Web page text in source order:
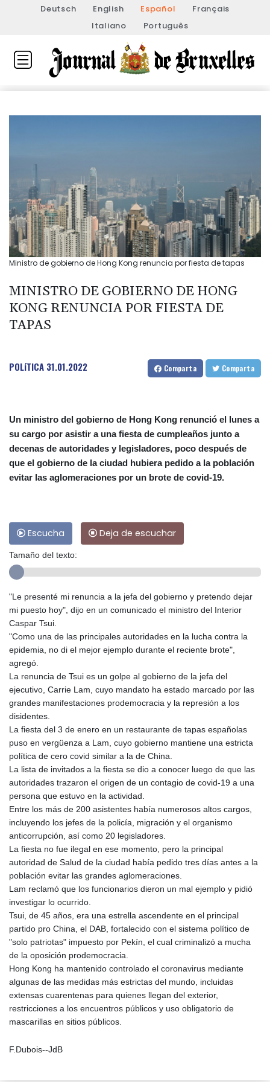
Deutsch English Español
Français
Italiano
Português
Ministro de gobierno de Hong Kong renuncia por fiesta de tapas
MINISTRO DE GOBIERNO DE HONG
KONG RENUNCIA POR FIESTA DE
TAPAS
POLíTICA 31.01.2022 Comparta Comparta
Un ministro del gobierno de Hong Kong renunció el lunes a
su cargo por asistir a una fiesta de cumpleaños junto a
decenas de autoridades y legisladores, poco después de
que el gobierno de la ciudad hubiera pedido a la población
evitar las aglomeraciones por un brote de covid-19.
Escucha Deja de escuchar
Tamaño del texto:
"Le presenté mi renuncia a la jefa del gobierno y pretendo dejar
mi puesto hoy", dijo en un comunicado el ministro del Interior
Caspar Tsui.
"Como una de las principales autoridades en la lucha contra la
epidemia, no di el mejor ejemplo durante el reciente brote",
agregó.
La renuncia de Tsui es un golpe al gobierno de la jefa del
ejecutivo, Carrie Lam, cuyo mandato ha estado marcado por las
grandes manifestaciones prodemocracia y la represión a los
disidentes.
La fiesta del 3 de enero en un restaurante de tapas españolas
puso en vergüenza a Lam, cuyo gobierno mantiene una estricta
política de cero covid similar a la de China.
La lista de invitados a la fiesta se dio a conocer luego de que las
autoridades trazaron el origen de un contagio de covid-19 a una
persona que estuvo en la actividad.
Entre los más de 200 asistentes había numerosos altos cargos,
incluyendo los jefes de la policía, migración y el organismo
anticorrupción, así como 20 legisladores.
La fiesta no fue ilegal en ese momento, pero la principal
autoridad de Salud de la ciudad había pedido tres días antes a la
población evitar las grandes aglomeraciones.
Lam reclamó que los funcionarios dieron un mal ejemplo y pidió
investigar lo ocurrido.
Tsui, de 45 años, era una estrella ascendente en el principal
partido pro China, el DAB, fortalecido con el sistema político de
"solo patriotas" impuesto por Pekín, el cual criminalizó a mucha
de la oposición prodemocracia.
Hong Kong ha mantenido controlado el coronavirus mediante
algunas de las medidas más estrictas del mundo, incluidas
extensas cuarentenas para quienes llegan del exterior,
restricciones a los encuentros públicos y uso obligatorio de
mascarillas en sitios públicos.
F.Dubois--JdB